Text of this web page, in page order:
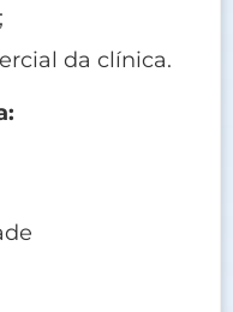
da clínica.